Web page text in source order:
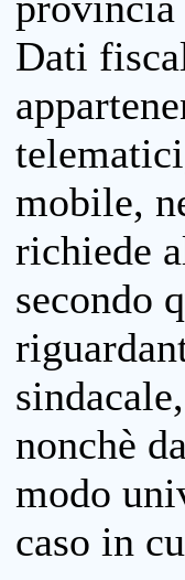
Dati
mobile,
richiede
secondo
nonchè
modo
caso in